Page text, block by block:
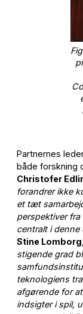
Partnernes
både forskning
Christofer
forandrer ikke
et tæt
perspektiver
centralt i
Stine
stigende grad
teknologiens
afgørende for
indsigter i spil,